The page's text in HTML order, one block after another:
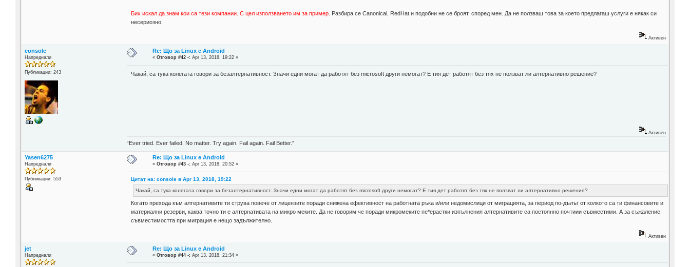
Бих искал да знам кои са тези компании. С цел използването им за пример.
Разбира се Canonical, RedHat и подобни не се броят, според мен. Да не ползваш това за което предлагаш услуги е някак си
несериозно.
Активен
console
Напреднали
Публикации: 243
Re: Що за Linux е Android
«Отговор #42 -: Apr 13, 2018, 19:22 »
Чакай, са тука колегата говори за безалтернативност. Значи едни могат да работят без microsoft други немогат? Е тия дет работят без тях не ползват ли алтернативно решение?
Активен
“Ever tried. Ever failed. No matter. Try again. Fail again. Fail Better.”
Yasen6275
Напреднали
Публикации: 553
Re: Що за Linux е Android
«Отговор #43 -: Apr 13, 2018, 20:52 »
Цитат на: console в Apr 13, 2018, 19:22
Чакай, са тука колегата говори за безалтернативност. Значи едни могат да работят без microsoft други немогат? Е тия дет работят без тях не ползват ли алтернативно решение?
Когато прехода към алтернативите ти струва повече от лицензите поради снижена ефективност на работната ръка и/или недомислици от миграцията, за период по-дълъг от колкото са ти финансовите и
материални резерви, каква точно ти е алтернативата на микро меките. Да не говорим че поради микромеките пе*ерастки изпълнения алтернативите са постоянно почтиии съвместими. А за съжаление
съвместимостта при миграция е нещо задължително.
Активен
jet
Напреднали
Re: Що за Linux е Android
«Отговор #44 -: Apr 13, 2018, 21:34 »